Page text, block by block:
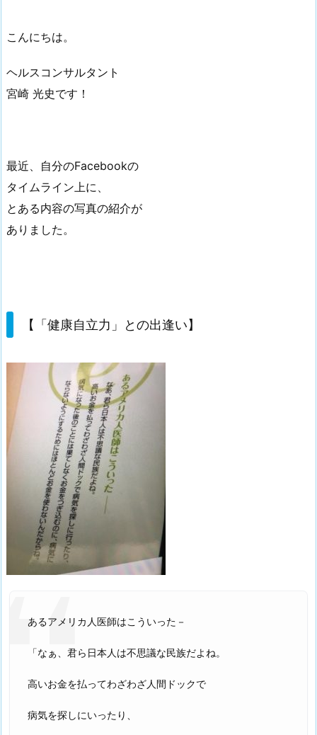
こんにちは。
ヘルスコンサルタント
宮崎 光史です！
最近、自分のFacebookの
タイムライン上に、
とある内容の写真の紹介が
ありました。
【「健康自立力」との出逢い】
あるアメリカ人医師はこういった－
「なぁ、君ら日本人は不思議な民族だよね。
高いお金を払ってわざわざ人間ドックで
病気を探しにいったり、